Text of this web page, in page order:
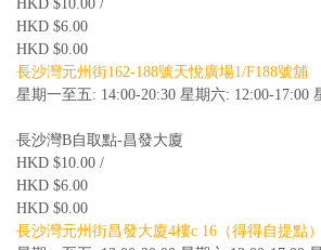
HKD $10.00 /
HKD $6.00
HKD $0.00
長沙灣元州街162-188號天悅廣場1/F188號舖
星期一至五: 14:00-20:30 星期六: 12:00-17:00
長沙灣B自取點-昌發大廈
HKD $10.00 /
HKD $6.00
HKD $0.00
長沙灣元州街昌發大廈4樓c 16（得得自提點）